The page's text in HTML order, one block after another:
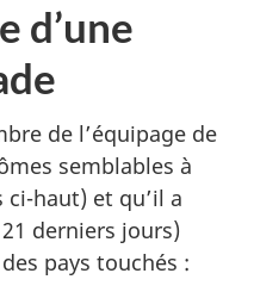
d’une
de l’équipage de
semblables à
ci-haut) et qu’il a
derniers jours)
pays touchés :